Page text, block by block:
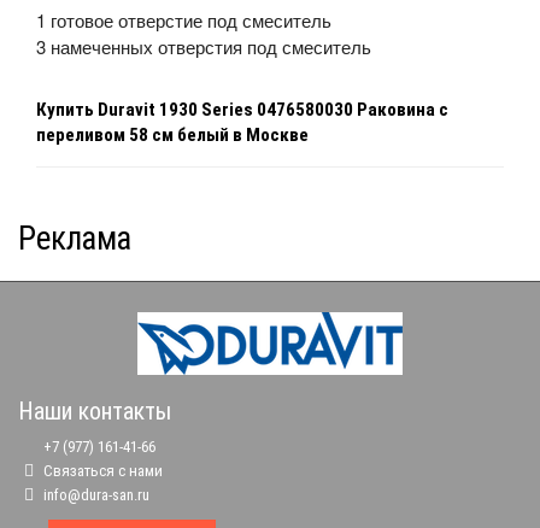
1 готовое отверстие под смеситель
3 намеченных отверстия под смеситель
Купить Duravit 1930 Series 0476580030 Раковина с
переливом 58 см белый в Москве
Реклама
Наши контакты
+7 (977) 161-41-66
Связаться с нами
info@dura-san.ru